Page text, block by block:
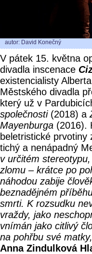
autor: David Konečný
V pátek 15. května
divadla inscenace
existencialisty
Městského divadla
který už v
společnosti(2018) a
Mayenburga (2016).
beletristické prvotiny
tichý a nenápadný
v určitém
zlomu – krátce po
náhodou zabije
beznadějném
smrti. K rozsudku
vraždy, jako
vnímán jako citlivý
na pohřbu své
Anna Zindulková